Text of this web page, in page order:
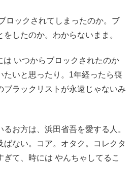
ロックされてしまったのか。ブ
したのか。わからないまま。
は いつからブロックされたのか
たいと思ったり。1年経ったら喪
ブラックリストが永遠じゃないみ
お方は、浜田省吾を愛する人。
ばない。コア。オタク。コレクタ
て、時には やんちゃしてるこ